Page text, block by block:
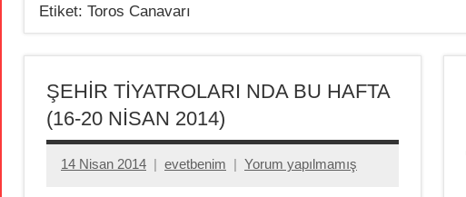
Etiket: Toros Canavarı
ŞEHİR TİYATROLARI NDA BU HAFTA
(16-20 NİSAN 2014)
14 Nisan 2014 evetbenim Yorum yapılmamış